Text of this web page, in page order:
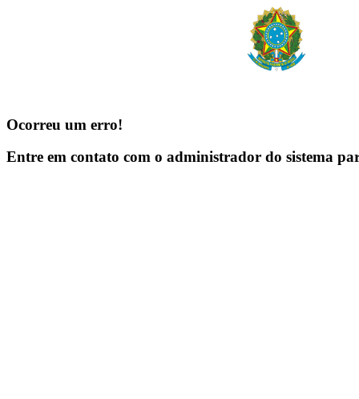
Ocorreu um erro!
Entre em contato com o administrador do sistema